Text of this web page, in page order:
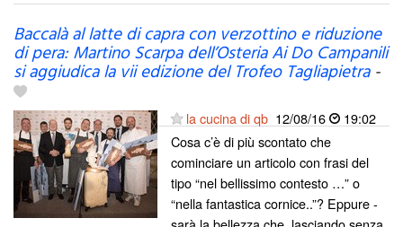
Baccalà al latte di capra con verzottino e riduzione
di pera: Martino Scarpa dell’Osteria Ai Do Campanili
si aggiudica la vii edizione del Trofeo Tagliapietra-
la cucina di qb 12/08/16
19:02
Cosa c’è di più scontato che
cominciare un articolo con frasi del
tipo “nel bellissimo contesto …” o
“nella fantastica cornice..”? Eppure -